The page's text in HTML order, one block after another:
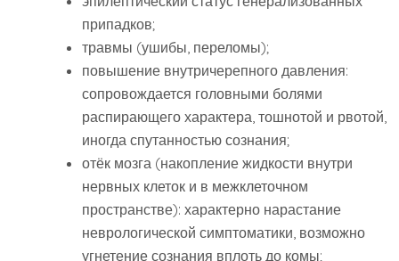
припадков;
травмы (ушибы, переломы);
повышение внутричерепного давления:
сопровождается головными болями
распирающего характера, тошнотой и рвотой,
иногда спутанностью сознания;
отёк мозга (накопление жидкости внутри
нервных клеток и в межклеточном
пространстве): характерно нарастание
неврологической симптоматики, возможно
угнетение сознания вплоть до комы;